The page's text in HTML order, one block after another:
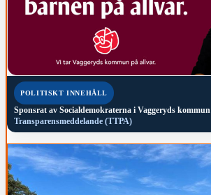
POLITISKT INNEHÅLL
Sponsrat av Socialdemokraterna i Vaggeryds kommun
Transparensmeddelande (TTPA)